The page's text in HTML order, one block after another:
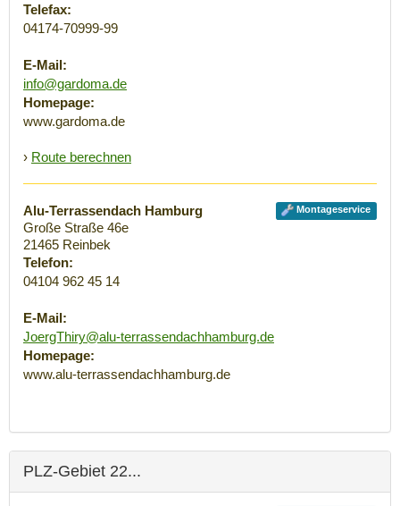
Telefax:
04174-70999-99
E-Mail:
info@gardoma.de
Homepage:
www.gardoma.de
› Route berechnen
Montageservice
Alu-Terrassendach Hamburg
Große Straße 46e
21465 Reinbek
Telefon:
04104 962 45 14
E-Mail:
JoergThiry@alu-terrassendachhamburg.de
Homepage:
www.alu-terrassendachhamburg.de
PLZ-Gebiet 22...